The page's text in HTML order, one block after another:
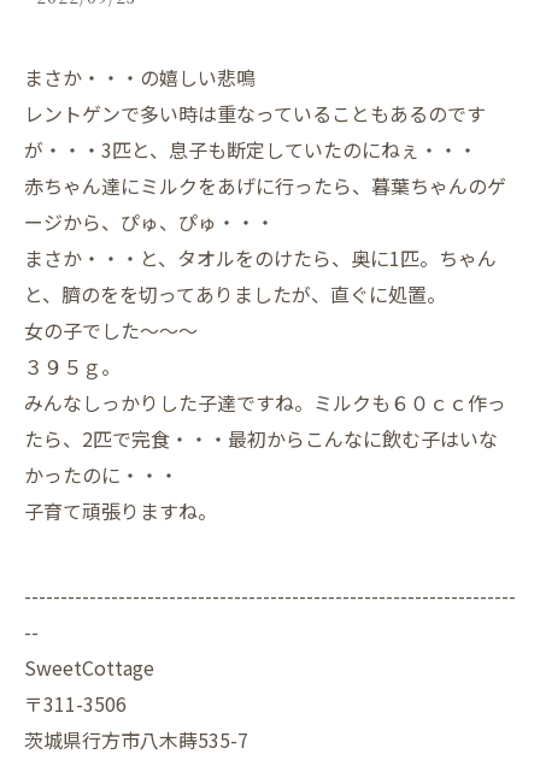
まさか・・・の嬉しい悲鳴
レントゲンで多い時は重なっていることもあるのです
が・・・3匹と、息子も断定していたのにねぇ・・・
赤ちゃん達にミルクをあげに行ったら、暮葉ちゃんのゲ
ージから、ぴゅ、ぴゅ・・・
まさか・・・と、タオルをのけたら、奥に1匹。ちゃん
と、臍のをを切ってありましたが、直ぐに処置。
女の子でした～～～
３９５ｇ。
みんなしっかりした子達ですね。ミルクも６０ｃｃ作っ
たら、2匹で完食・・・最初からこんなに飲む子はいな
かったのに・・・
子育て頑張りますね。
--------------------------------------------------------------------
--
SweetCottage
〒311-3506
茨城県行方市八木蒔535-7